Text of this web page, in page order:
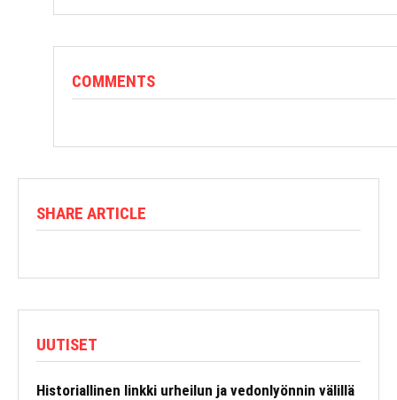
COMMENTS
SHARE ARTICLE
UUTISET
Historiallinen linkki urheilun ja vedonlyönnin välillä